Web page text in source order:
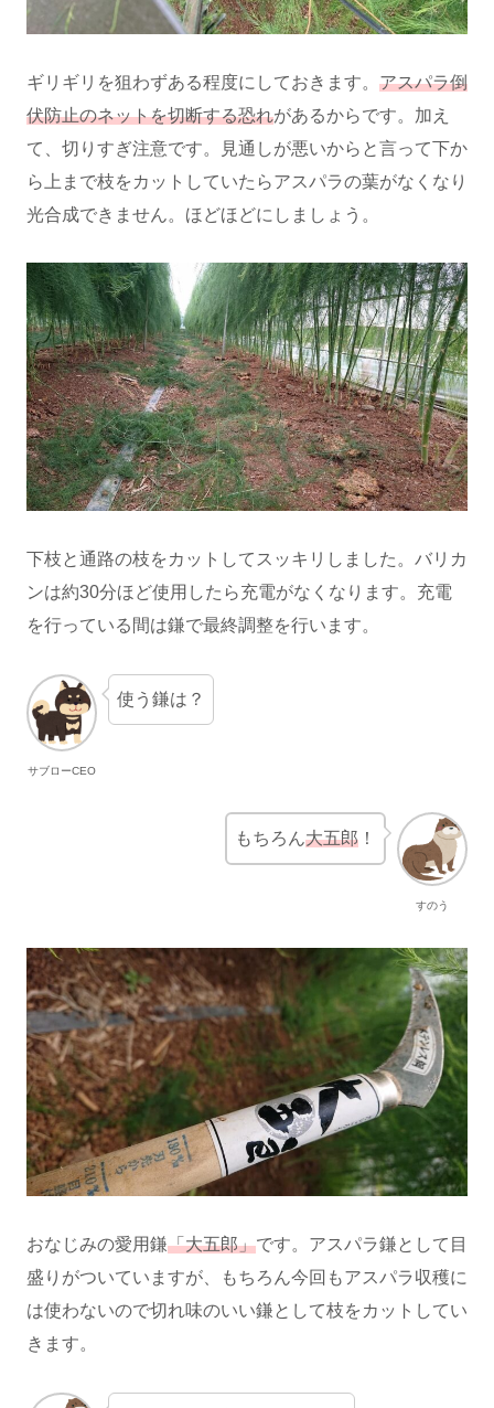
ギリギリを狙わずある程度にしておきます。 アスパラ倒
伏防止のネットを切断する恐れがあるからです。加え
て、切りすぎ注意です。見通しが悪いからと言って下か
ら上まで枝をカットしていたらアスパラの葉がなくなり
光合成できません。ほどほどにしましょう。
下枝と通路の枝をカットしてスッキリしました。バリカ
ンは約30分ほど使用したら充電がなくなります。充電
を行っている間は鎌で最終調整を行います。
サブローCEO
使う鎌は？
すのう
もちろん大五郎 ！
おなじみの愛用鎌「大五郎」です。アスパラ鎌として目
盛りがついていますが、もちろん今回もアスパラ収穫に
は使わないので切れ味のいい鎌として枝をカットしてい
きます。